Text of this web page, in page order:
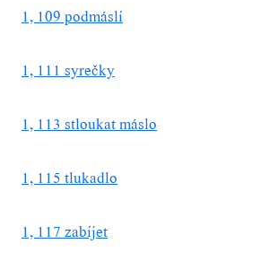
1, 109 podmáslí
1, 111 syrečky
1, 113 stloukat máslo
1, 115 tlukadlo
1, 117 zabíjet